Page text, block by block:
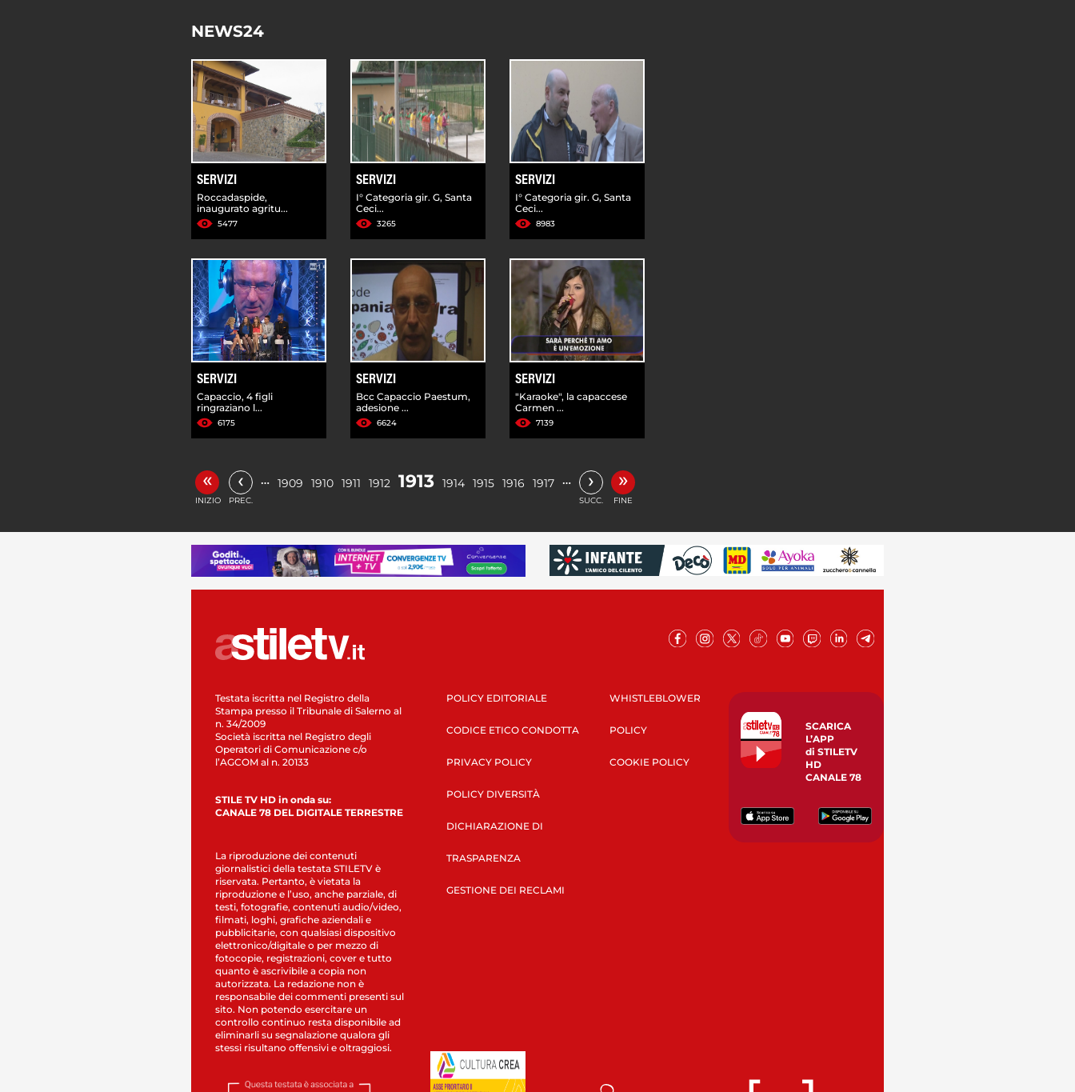
NEWS24
SERVIZI
Roccadaspide,
inaugurato agritu...
5477
SERVIZI
I° Categoria gir. G, Santa
Ceci...
3265
SERVIZI
I° Categoria gir. G, Santa
Ceci...
8983
SERVIZI
Capaccio, 4 figli
ringraziano l...
6175
SERVIZI
Bcc Capaccio Paestum,
adesione ...
6624
SERVIZI
"Karaoke", la capaccese
Carmen ...
7139
«
INIZIO
‹
PREC.
… 1909 1910 1911 1912 1913 1914 1915 1916 1917 … ›
SUCC.
»
FINE
Testata iscritta nel Registro della
Stampa presso il Tribunale di Salerno al
n. 34/2009
Società iscritta nel Registro degli
Operatori di Comunicazione c/o
l’AGCOM al n. 20133
STILE TV HD in onda su:
CANALE 78 DEL DIGITALE TERRESTRE
La riproduzione dei contenuti
giornalistici della testata STILETV è
riservata. Pertanto, è vietata la
riproduzione e l’uso, anche parziale, di
testi, fotografie, contenuti audio/video,
filmati, loghi, grafiche aziendali e
pubblicitarie, con qualsiasi dispositivo
elettronico/digitale o per mezzo di
fotocopie, registrazioni, cover e tutto
quanto è ascrivibile a copia non
autorizzata. La redazione non è
responsabile dei commenti presenti sul
sito. Non potendo esercitare un
controllo continuo resta disponibile ad
eliminarli su segnalazione qualora gli
stessi risultano offensivi e oltraggiosi.
POLICY EDITORIALE
CODICE ETICO CONDOTTA
PRIVACY POLICY
POLICY DIVERSITÀ
DICHIARAZIONE DI
TRASPARENZA
GESTIONE DEI RECLAMI
WHISTLEBLOWER
POLICY
COOKIE POLICY
SCARICA
L’APP
di STILETV
HD
CANALE 78